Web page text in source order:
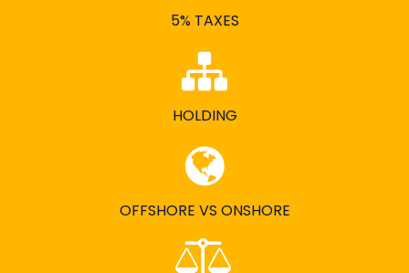
5% TAXES
HOLDING
OFFSHORE VS ONSHORE